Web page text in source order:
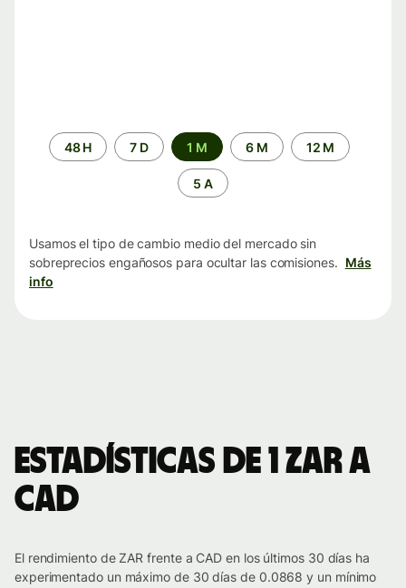
Periodo48 H 7 D 1 M 6 M 12 M
5 A
Usamos el tipo de cambio medio del mercado sin
sobreprecios engañosos para ocultar las comisiones. Más
info
Estadísticas de 1 ZAR a
CAD
El rendimiento de ZAR frente a CAD en los últimos 30 días ha
experimentado un máximo de 30 días de 0.0868 y un mínimo